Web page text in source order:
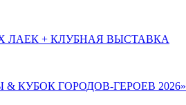
ЛАЕК + КЛУБНАЯ ВЫСТАВКА
КУБОК ГОРОДОВ-ГЕРОЕВ 2026»